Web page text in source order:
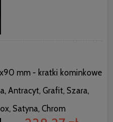
mm - kratki kominkowe
Antracyt, Grafit, Szara,
Satyna, Chrom